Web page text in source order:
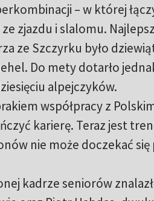
– w której
zjazdu i slalomu.
ze Szczyrku było
Do mety dotarło
alpejczyków.
współpracy z
karierę. Teraz jest
nie może doczekać
kadrze seniorów